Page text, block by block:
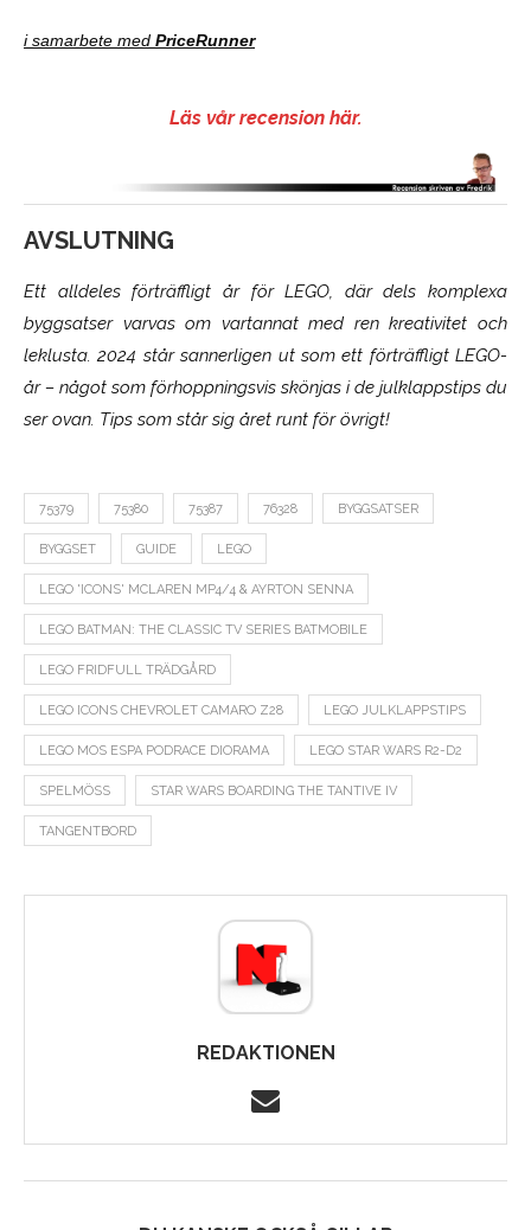
i samarbete med PriceRunner
Läs vår recension här.
AVSLUTNING
Ett alldeles förträffligt år för LEGO, där dels komplexa
byggsatser varvas om vartannat med ren kreativitet och
leklusta. 2024 står sannerligen ut som ett förträffligt LEGO-
år – något som förhoppningsvis skönjas i de julklappstips du
ser ovan. Tips som står sig året runt för övrigt!
75379 75380 75387 76328 BYGGSATSER
BYGGSET GUIDE LEGO
LEGO 'ICONS' MCLAREN MP4/4 & AYRTON SENNA
LEGO BATMAN: THE CLASSIC TV SERIES BATMOBILE
LEGO FRIDFULL TRÄDGÅRD
LEGO ICONS CHEVROLET CAMARO Z28 LEGO JULKLAPPSTIPS
LEGO MOS ESPA PODRACE DIORAMA LEGO STAR WARS R2-D2
SPELMÖSS STAR WARS BOARDING THE TANTIVE IV
TANGENTBORD
REDAKTIONEN